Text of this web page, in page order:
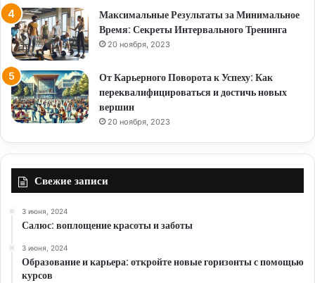
Максимальные Результаты за Минимальное
Время: Секреты Интервального Тренинга
20 ноября, 2023
От Карьерного Поворота к Успеху: Как
переквалифицироваться и достичь новых
вершин
20 ноября, 2023
Свежие записи
3 июня, 2024
Салюс: воплощение красоты и заботы
3 июня, 2024
Образование и карьера: откройте новые горизонты с помощью
курсов